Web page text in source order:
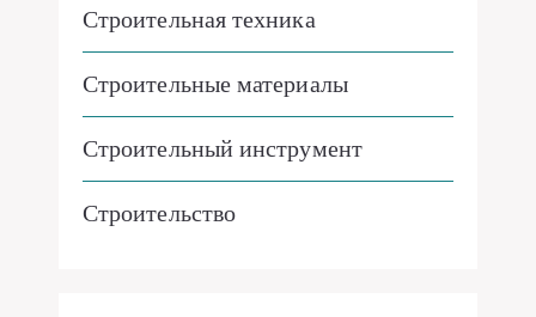
Строительная техника
Строительные материалы
Строительный инструмент
Строительство